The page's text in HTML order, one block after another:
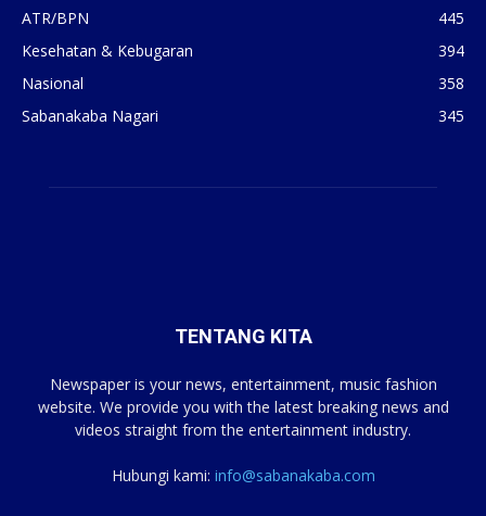
ATR/BPN
445
Kesehatan & Kebugaran
394
Nasional
358
Sabanakaba Nagari
345
TENTANG KITA
Newspaper is your news, entertainment, music fashion
website. We provide you with the latest breaking news and
videos straight from the entertainment industry.
Hubungi kami: info@sabanakaba.com